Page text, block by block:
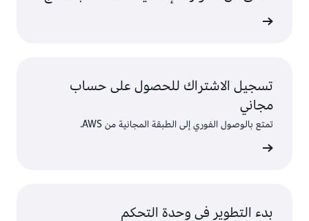
تسجيل الاشتراك للحصول على حساب
مجاني
تمتع بالوصول الفوري إلى الطبقة المجانية من AWS.
بدء التطوير في وحدة التحكم